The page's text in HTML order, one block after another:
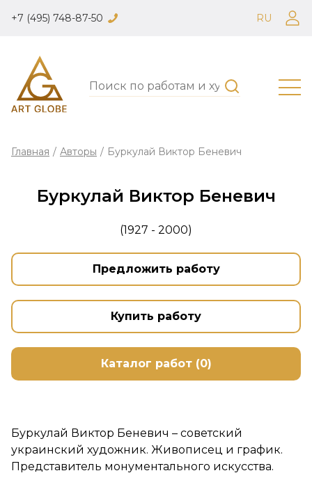
+7 (495) 748-87-50 RU
Главная / Авторы / Буркулай Виктор Беневич
Буркулай Виктор Беневич
(1927 - 2000)
Предложить работу
Купить работу
Каталог работ (0)
Буркулай Виктор Беневич – советский
украинский художник. Живописец и график.
Представитель монументального искусства.